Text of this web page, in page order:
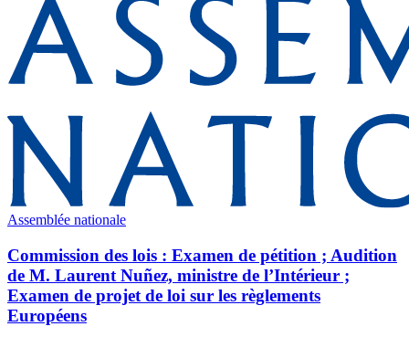
Assemblée nationale
Commission des lois : Examen de pétition ; Audition
de M. Laurent Nuñez, ministre de l’Intérieur ;
Examen de projet de loi sur les règlements
Européens